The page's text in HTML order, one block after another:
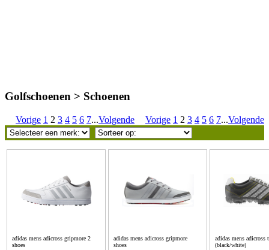
Golfschoenen > Schoenen
Vorige 1 2 3 4 5 6 7...Volgende
adidas mens adicross gripmore 2
shoes
adidas mens adicross gripmore
shoes
adidas mens adicross
(black/white)
Vorige 1 2 3 4 5 6 7...Volgende